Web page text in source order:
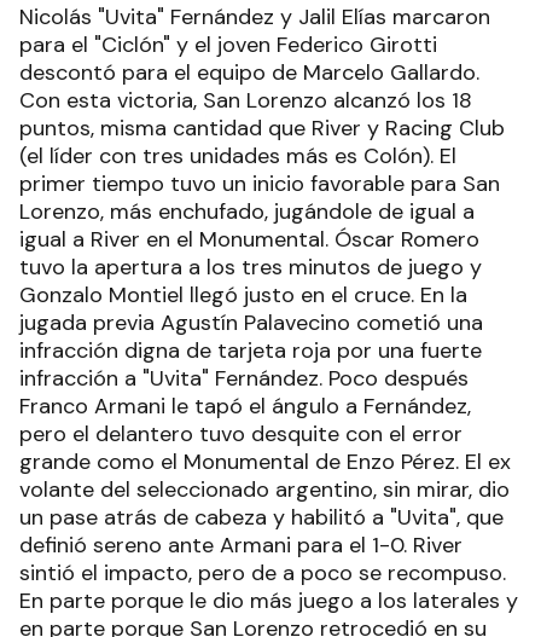
Nicolás "Uvita" Fernández y Jalil Elías marcaron
para el "Ciclón" y el joven Federico Girotti
descontó para el equipo de Marcelo Gallardo.
Con esta victoria, San Lorenzo alcanzó los 18
puntos, misma cantidad que River y Racing Club
(el líder con tres unidades más es Colón). El
primer tiempo tuvo un inicio favorable para San
Lorenzo, más enchufado, jugándole de igual a
igual a River en el Monumental. Óscar Romero
tuvo la apertura a los tres minutos de juego y
Gonzalo Montiel llegó justo en el cruce. En la
jugada previa Agustín Palavecino cometió una
infracción digna de tarjeta roja por una fuerte
infracción a "Uvita" Fernández. Poco después
Franco Armani le tapó el ángulo a Fernández,
pero el delantero tuvo desquite con el error
grande como el Monumental de Enzo Pérez. El ex
volante del seleccionado argentino, sin mirar, dio
un pase atrás de cabeza y habilitó a "Uvita", que
definió sereno ante Armani para el 1-0. River
sintió el impacto, pero de a poco se recompuso.
En parte porque le dio más juego a los laterales y
en parte porque San Lorenzo retrocedió en su